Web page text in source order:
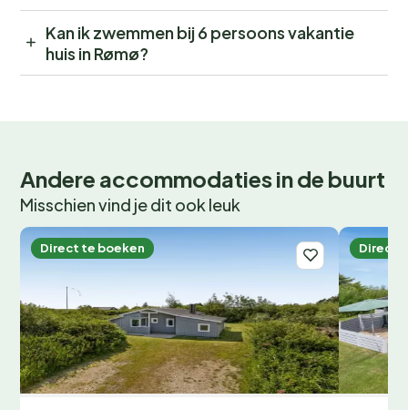
Kan ik zwemmen bij 6 persoons vakantie
huis in Rømø?
Andere accommodaties in de buurt
Misschien vind je dit ook leuk
Direct te boeken Direct